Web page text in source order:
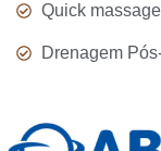
Quick massage
Drenagem